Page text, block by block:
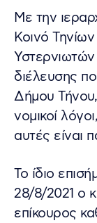
Με την
Κοινό
διέλευσης
Δήμου Τήνου,
νομικοί
αυτές είναι
Το ίδιο
28/8/2021 ο
επίκουρος